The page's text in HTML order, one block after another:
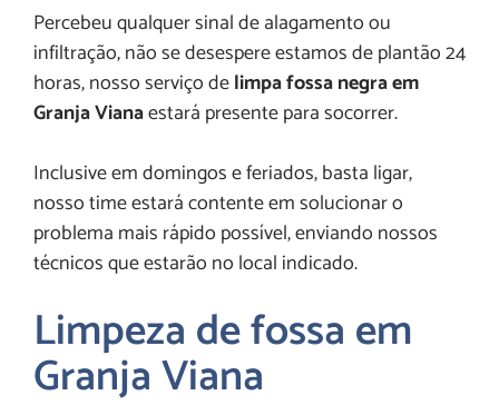
Percebeu qualquer sinal de alagamento ou
infiltração, não se desespere estamos de plantão 24
horas, nosso serviço delimpa fossa negra em
Granja Vianaestará presente para socorrer.
Inclusive em domingos e feriados, basta ligar,
nosso time estará contente em solucionar o
problema mais rápido possível, enviando nossos
técnicos que estarão no local indicado.
Limpeza de fossa em
Granja Viana